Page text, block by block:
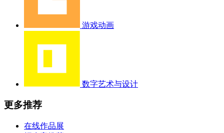
游戏动画
数字艺术与设计
更多推荐
在线作品展